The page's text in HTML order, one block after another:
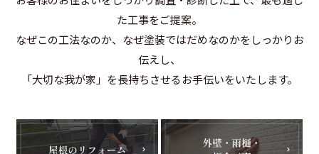
た工事をご提案。
なぜこの工法なのか、なぜ塗装ではだめなのかをしっかりお
伝えし、
「大切な我が家」を長持ちさせるお手伝いをいたします。